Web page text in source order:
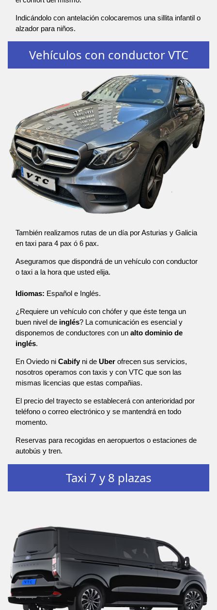
Indicándolo con antelación colocaremos una sillita infantil o
alzador para niños.
Vehículos con conductor VTC
También realizamos rutas de un día por Asturias y Galicia
en taxi para 4 pax ó 6 pax.
Aseguramos que dispondrá de un vehículo con conductor
o taxi a la hora que usted elija.
Idiomas: Español e Inglés.
¿Requiere un vehículo con chófer y que éste tenga un
buen nivel de inglés? La comunicación es esencial y
disponemos de conductores con un alto dominio de
inglés.
En Oviedo ni Cabify ni de Uber ofrecen sus servicios,
nosotros operamos con taxis y con VTC que son las
mismas licencias que estas compañias.
El precio del trayecto se establecerá con anterioridad por
teléfono o correo electrónico y se mantendrá en todo
momento.
Reservas para recogidas en aeropuertos o estaciones de
autobús y tren.
Taxi 7 y 8 plazas